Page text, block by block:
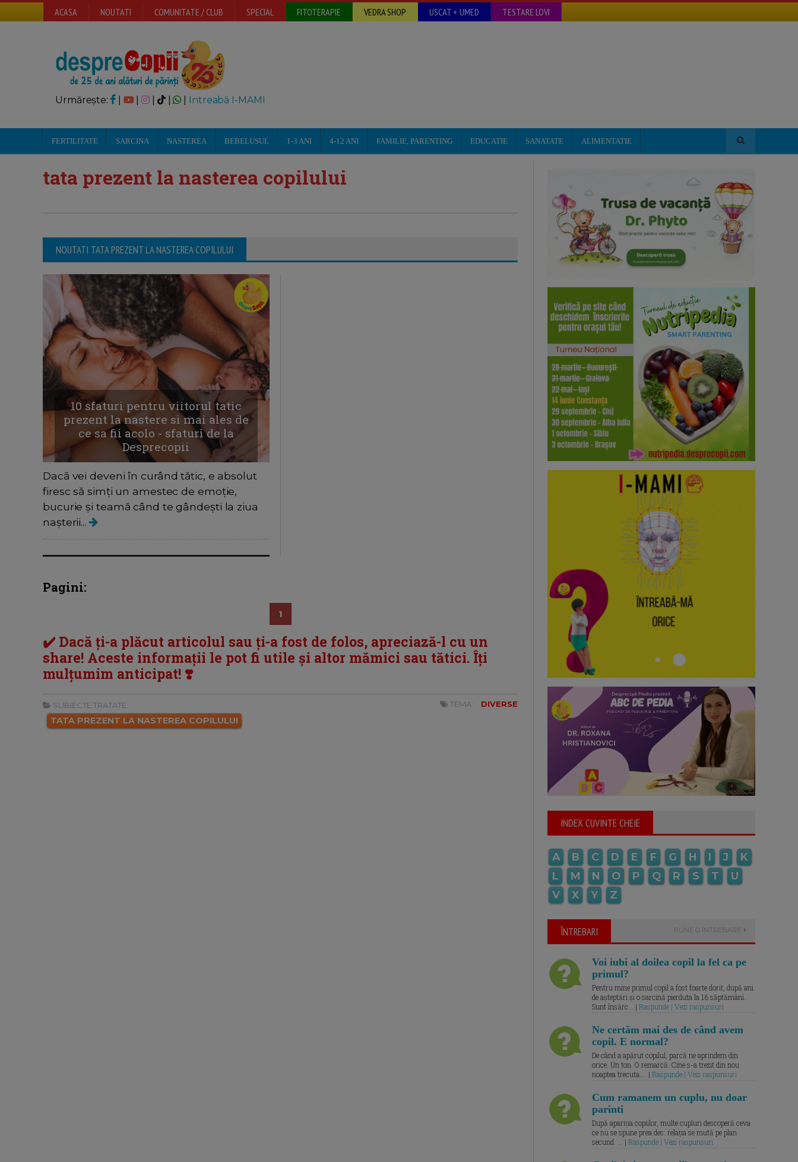
ACASA NOUTATI COMUNITATE / CLUB SPECIAL FITOTERAPIE VEDRA SHOP USCAT + UMED TESTARE LOVI
Urmărește: | | Intreabă I-MAMI
FERTILITATE SARCINA NASTEREA BEBELUSUL 1-3 ANI 4-12 ANI FAMILIE, PARENTING EDUCATIE SANATATE ALIMENTATIE
tata prezent la nasterea copilului
NOUTATI TATA PREZENT LA NASTEREA COPILULUI
10 sfaturi pentru viitorul tatic
prezent la nastere si mai ales de
ce sa fii acolo - sfaturi de la
Desprecopii
Dacă vei deveni în curând tătic, e absolut
firesc să simți un amestec de emoție,
bucurie și teamă când te gândești la ziua
nașterii...
Pagini:
1
✔️ Dacă ți-a plăcut articolul sau ți-a fost de folos, apreciază-l cu un
share! Aceste informații le pot fi utile și altor mămici sau tătici. Îți
mulțumim anticipat! ❣️
SUBIECTE TRATATE:
TATA PREZENT LA NASTEREA COPILULUI
TEMA: DIVERSE
INDEX CUVINTE CHEIE
A B C D E F G H I J
K
L
M N O P Q R S T
U
V
X Y Z
ÎNTREBARI PUNE O ÎNTREBARE
Voi iubi al doilea copil la fel ca pe
primul?
Pentru mine primul copil a fost foarte dorit, după ani
de așteptări și o sarcină pierduta la 16 săptămâni.
Sunt însărc... | Raspunde | Vezi raspunsuri
Ne certăm mai des de când avem
copil. E normal?
De când a apărut copilul, parcă ne aprindem din
orice. Un ton. O remarcă. Cine s-a trezit din nou
noaptea trecuta.... | Raspunde | Vezi raspunsuri
Cum ramanem un cuplu, nu doar
parinti
După apariția copiilor, multe cupluri descoperă ceva
ce nu se spune prea des: relația se mută pe plan
secund. ... | Raspunde | Vezi raspunsuri